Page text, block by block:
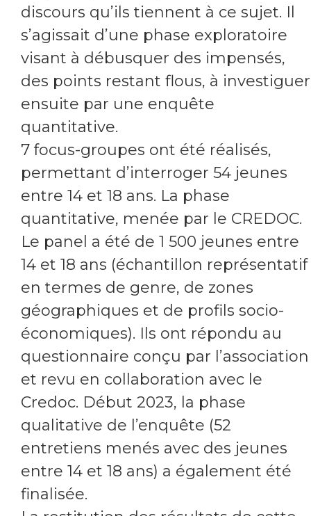
discours qu’ils tiennent à ce sujet. Il
s’agissait d’une phase exploratoire
visant à débusquer des impensés,
des points restant flous, à investiguer
ensuite par une enquête
quantitative.
7 focus-groupes ont été réalisés,
permettant d’interroger 54 jeunes
entre 14 et 18 ans. La phase
quantitative, menée par le CREDOC.
Le panel a été de 1 500 jeunes entre
14 et 18 ans (échantillon représentatif
en termes de genre, de zones
géographiques et de profils socio-
économiques). Ils ont répondu au
questionnaire conçu par l’association
et revu en collaboration avec le
Credoc. Début 2023, la phase
qualitative de l’enquête (52
entretiens menés avec des jeunes
entre 14 et 18 ans) a également été
finalisée.